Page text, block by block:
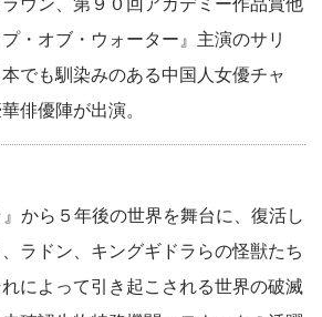
・オブ・ウォーター』主演のサリ
でも馴染みのある中国人女優チャ
俳優陣が出演。
』から５年後の世界を舞台に、復活し
ラドン、キングギドラらの怪獣たち
によって引き起こされる世界の破滅